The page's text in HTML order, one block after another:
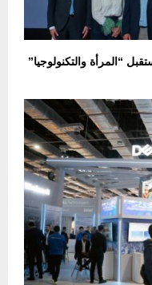
“المرأة والتكنولوجيا”